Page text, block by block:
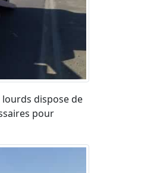
dispose de
pour